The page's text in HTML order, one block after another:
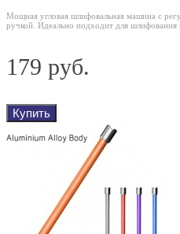
Мощная угловая шлифовальная машина с
ручкой. Идеально подходит для шлифования
179 руб.
Купить